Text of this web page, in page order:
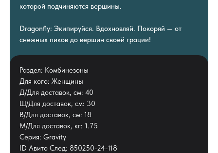
которой подчиняются вершины.
Dragonfly: Экипируйся. Вдохновляй. Покоряй — от
снежных пиков до вершин своей грации!
Раздел: Комбинезоны
Для кого: Женщины
Д/Для доставок, см: 40
Ш/Для доставок, см: 30
В/Для доставок, см: 18
М/Для доставок, кг: 1.75
Серия: Gravity
ID Авито След: 850250-24-118